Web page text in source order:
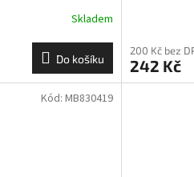
Skladem
Do košíku
200 Kč bez
242 Kč
Kód: MB830419